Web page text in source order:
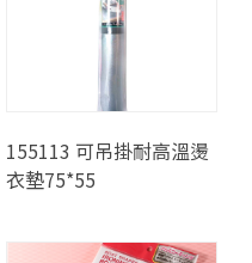
155113 可吊掛耐高溫燙
衣墊75*55